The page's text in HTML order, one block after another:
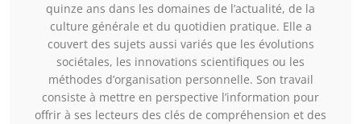
quinze ans dans les domaines de l’actualité, de la
culture générale et du quotidien pratique. Elle a
couvert des sujets aussi variés que les évolutions
sociétales, les innovations scientifiques ou les
méthodes d’organisation personnelle. Son travail
consiste à mettre en perspective l’information pour
offrir à ses lecteurs des clés de compréhension et des